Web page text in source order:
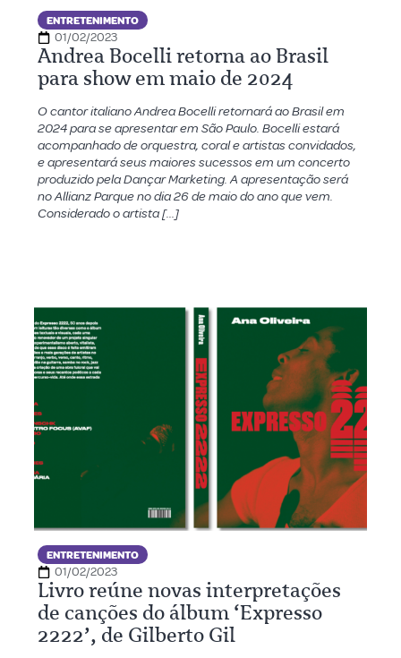
ENTRETENIMENTO
01/02/2023
Andrea Bocelli retorna ao Brasil
para show em maio de 2024
O cantor italiano Andrea Bocelli retornará ao Brasil em
2024 para se apresentar em São Paulo. Bocelli estará
acompanhado de orquestra, coral e artistas convidados,
e apresentará seus maiores sucessos em um concerto
produzido pela Dançar Marketing. A apresentação será
no Allianz Parque no dia 26 de maio do ano que vem.
Considerado o artista […]
ENTRETENIMENTO
01/02/2023
Livro reúne novas interpretações
de canções do álbum ‘Expresso
2222’, de Gilberto Gil